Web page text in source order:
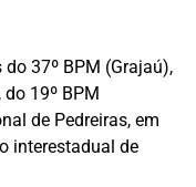
37º BPM (Grajaú),
do 19º BPM
de Pedreiras, em
interestadual de